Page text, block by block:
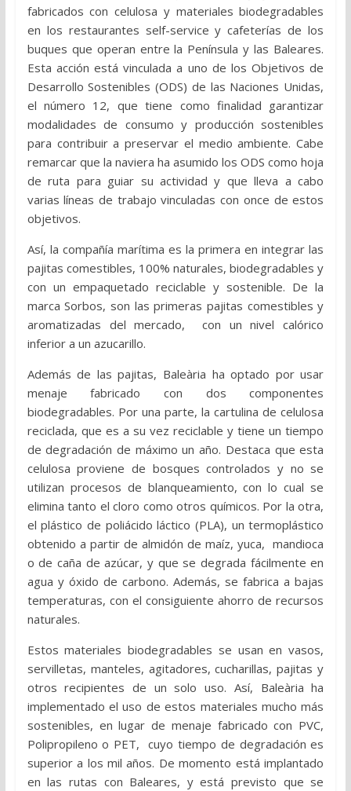
fabricados con celulosa y materiales biodegradables
en los restaurantes self-service y cafeterías de los
buques que operan entre la Península y las Baleares.
Esta acción está vinculada a uno de los Objetivos de
Desarrollo Sostenibles (ODS) de las Naciones Unidas,
el número 12, que tiene como finalidad garantizar
modalidades de consumo y producción sostenibles
para contribuir a preservar el medio ambiente. Cabe
remarcar que la naviera ha asumido los ODS como hoja
de ruta para guiar su actividad y que lleva a cabo
varias líneas de trabajo vinculadas con once de estos
objetivos.
Así, la compañía marítima es la primera en integrar las
pajitas comestibles, 100% naturales, biodegradables y
con un empaquetado reciclable y sostenible. De la
marca Sorbos, son las primeras pajitas comestibles y
aromatizadas del mercado, con un nivel calórico
inferior a un azucarillo.
Además de las pajitas, Baleària ha optado por usar
menaje fabricado con dos componentes
biodegradables. Por una parte, la cartulina de celulosa
reciclada, que es a su vez reciclable y tiene un tiempo
de degradación de máximo un año. Destaca que esta
celulosa proviene de bosques controlados y no se
utilizan procesos de blanqueamiento, con lo cual se
elimina tanto el cloro como otros químicos. Por la otra,
el plástico de poliácido láctico (PLA), un termoplástico
obtenido a partir de almidón de maíz, yuca, mandioca
o de caña de azúcar, y que se degrada fácilmente en
agua y óxido de carbono. Además, se fabrica a bajas
temperaturas, con el consiguiente ahorro de recursos
naturales.
Estos materiales biodegradables se usan en vasos,
servilletas, manteles, agitadores, cucharillas, pajitas y
otros recipientes de un solo uso. Así, Baleària ha
implementado el uso de estos materiales mucho más
sostenibles, en lugar de menaje fabricado con PVC,
Polipropileno o PET, cuyo tiempo de degradación es
superior a los mil años. De momento está implantado
en las rutas con Baleares, y está previsto que se